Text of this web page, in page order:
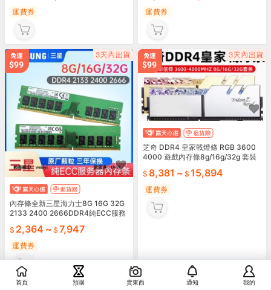
內存條三星8G16G ddr4 PC4-2133
P2400T2666V鎂光現代服務器內存
831~ 2,364
運費券
內存條海力士四代4G 8G 16G DDR4
2133/2400/2666/3200桌面電腦機
電腦內存條
1,009~ 6,296
運費券
芝奇 DDR4 皇家戟燈條 RGB 3600
4000 遊戲內存條8g/16g/32g 套裝
首頁 預購 賣東西 通知 我的